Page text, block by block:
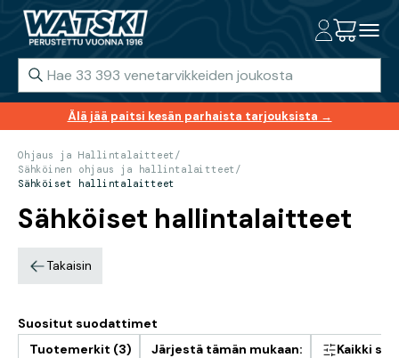
Älä jää paitsi kesän parhaista tarjouksista →
Ohjaus ja Hallintalaitteet /
Sähköinen ohjaus ja hallintalaitteet /
Sähköiset hallintalaitteet
Sähköiset hallintalaitteet
Takaisin
Suositut suodattimet
Tuotemerkit (3)
Järjestä tämän mukaan: Kaikki